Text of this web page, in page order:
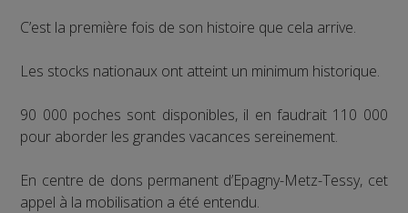
C’est la première fois de son histoire que cela arrive.
Les stocks nationaux ont atteint un minimum historique.
90 000 poches sont disponibles, il en faudrait 110 000
pour aborder les grandes vacances sereinement.
En centre de dons permanent d’Epagny-Metz-Tessy, cet
appel à la mobilisation a été entendu.